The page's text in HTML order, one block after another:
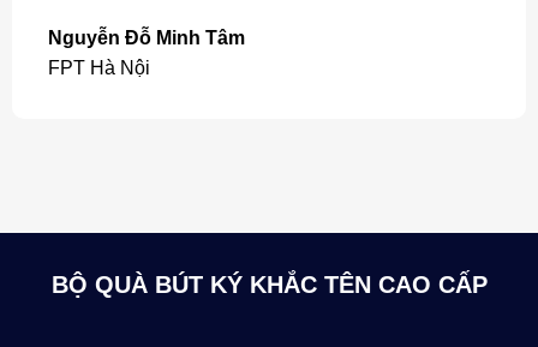
Nguyễn Đỗ Minh Tâm
FPT Hà Nội
BỘ QUÀ BÚT KÝ KHẮC TÊN CAO CẤP